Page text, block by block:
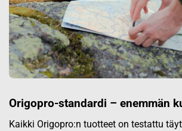
Origopro-standardi – enemmän
Kaikki Origopro:n tuotteet on testattu